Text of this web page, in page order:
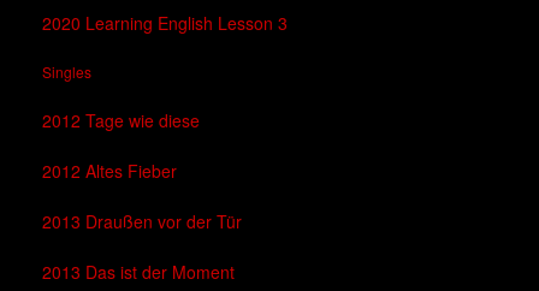
2020 Learning English Lesson 3
Singles
2012 Tage wie diese
2012 Altes Fieber
2013 Draußen vor der Tür
2013 Das ist der Moment